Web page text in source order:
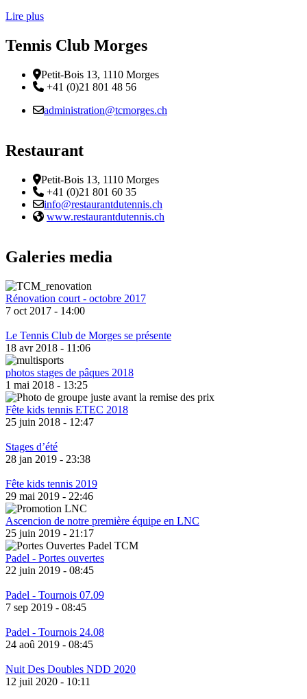
Lire plus
Tennis Club Morges
Adresse
Petit-Bois 13, 1110 Morges
Téléphone:
+41 (0)21 801 48 56
Email :
administration@tcmorges.ch
Restaurant
Adresse
Petit-Bois 13, 1110 Morges
Téléphone:
+41 (0)21 801 60 35
Email :
info@restaurantdutennis.ch
Site web:
www.restaurantdutennis.ch
Galeries media
Rénovation court - octobre 2017
7 oct 2017 - 14:00
Le Tennis Club de Morges se présente
18 avr 2018 - 11:06
photos stages de pâques 2018
1 mai 2018 - 13:25
Fête kids tennis ETEC 2018
25 juin 2018 - 12:47
Stages d’été
28 jan 2019 - 23:38
Fête kids tennis 2019
29 mai 2019 - 22:46
Ascencion de notre première équipe en LNC
25 juin 2019 - 21:17
Padel - Portes ouvertes
22 juin 2019 - 08:45
Padel - Tournois 07.09
7 sep 2019 - 08:45
Padel - Tournois 24.08
24 aoû 2019 - 08:45
Nuit Des Doubles NDD 2020
12 juil 2020 - 10:11